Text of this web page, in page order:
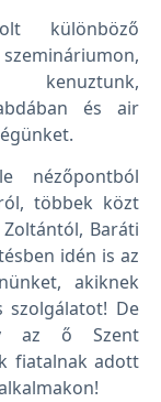
különböző
és air
nézőpontból
többek közt
Zoltántól, Baráti
idén is az
akiknek
szolgálatot! De
az ő Szent
fiatalnak adott